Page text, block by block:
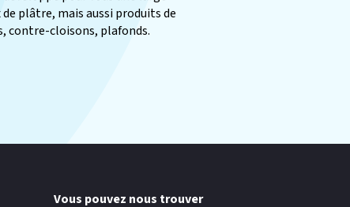
plâtre, mais aussi produits de
contre-cloisons, plafonds.
Vous pouvez nous trouver